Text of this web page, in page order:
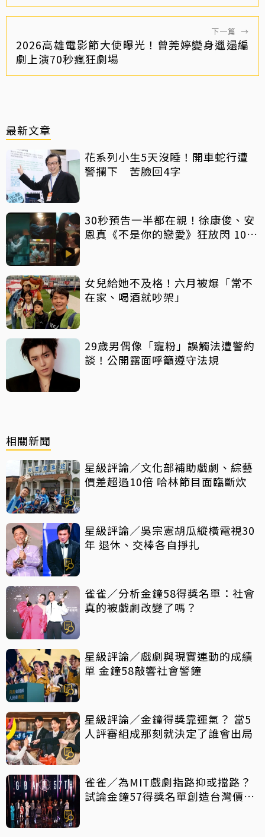
下一篇 →
2026高雄電影節大使曝光！曾莞婷變身邋遢編
劇上演70秒瘋狂劇場
最新文章
花系列小生5天沒睡！開車蛇行遭
警攔下 苦臉回4字
30秒預告一半都在親！徐康俊、安
恩真《不是你的戀愛》狂放閃 10年
女兒給她不及格！六月被爆「常不
在家、喝酒就吵架」
29歲男偶像「寵粉」誤觸法遭警約
談！公開露面呼籲遵守法規
相關新聞
星級評論／文化部補助戲劇、綜藝
價差超過10倍 哈林節目面臨斷炊
星級評論／吳宗憲胡瓜縱橫電視30
年 退休、交棒各自掙扎
雀雀／分析金鐘58得獎名單：社會
真的被戲劇改變了嗎？
星級評論／戲劇與現實連動的成績
單 金鐘58敲響社會警鐘
星級評論／金鐘得獎靠運氣？ 當5
人評審組成那刻就決定了誰會出局
雀雀／為MIT戲劇指路抑或擋路？
試論金鐘57得獎名單創造台灣價值